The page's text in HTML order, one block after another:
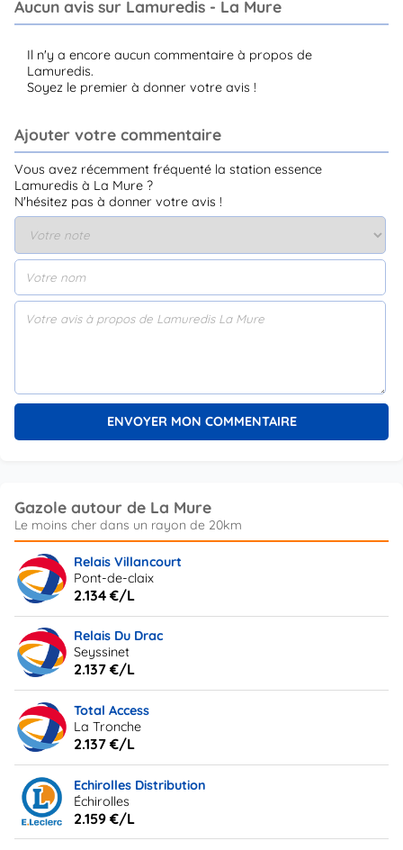
Aucun avis sur Lamuredis - La Mure
Il n'y a encore aucun commentaire à propos de
Lamuredis.
Soyez le premier à donner votre avis !
Ajouter votre commentaire
Vous avez récemment fréquenté la station essence
Lamuredis à La Mure ?
N'hésitez pas à donner votre avis !
Gazole autour de La Mure
Relais Villancourt
Pont-de-claix
2.134 €/L
Relais Du Drac
Seyssinet
2.137 €/L
Total Access
La Tronche
2.137 €/L
Echirolles Distribution
Échirolles
2.159 €/L